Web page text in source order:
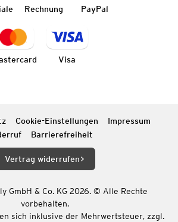
Rechnung PayPal
Visa
Cookie-Einstellungen
Impressum
Barrierefreiheit
Vertrag widerrufen
GmbH & Co. KG 2026. © Alle Rechte
vorbehalten.
sich inklusive der Mehrwertsteuer, zzgl.